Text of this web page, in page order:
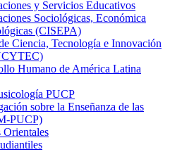
y Servicios Educativos
Sociológicas, Económica
(CISEPA)
Ciencia, Tecnología e Innovación
Humano de América Latina
PUCP
sobre la Enseñanza de las
PUCP)
Orientales